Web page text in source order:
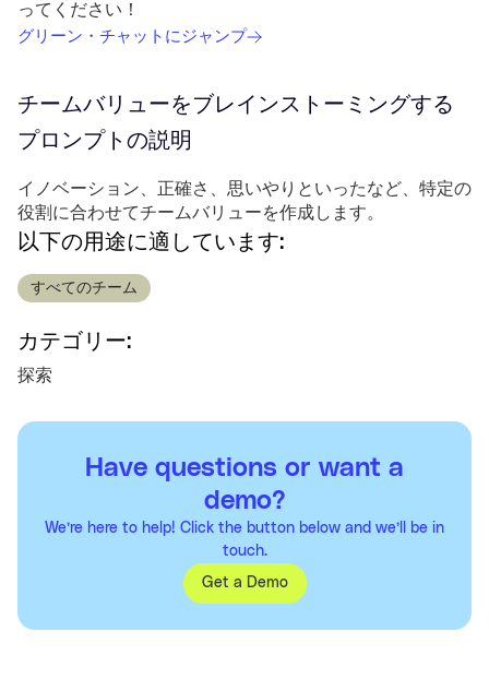
ってください！
グリーン・チャットにジャンプ
チームバリューをブレインストーミングする
プロンプトの説明
イノベーション、正確さ、思いやりといったなど、特定の
役割に合わせてチームバリューを作成します。
以下の用途に適しています:
すべてのチーム
カテゴリー:
探索
Have questions or want a
demo?
We’re here to help! Click the button below and we’ll be in
touch.
Get a Demo